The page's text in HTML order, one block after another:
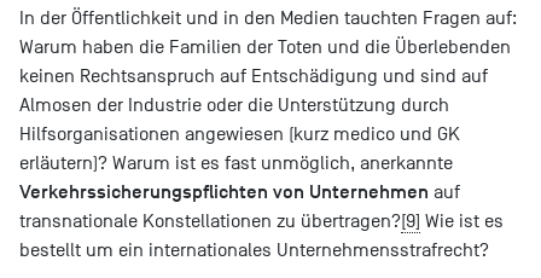
In der Öffentlichkeit und in den Medien tauchten Fragen auf:
Warum haben die Familien der Toten und die Überlebenden
keinen Rechtsanspruch auf Entschädigung und sind auf
Almosen der Industrie oder die Unterstützung durch
Hilfsorganisationen angewiesen (kurz medico und GK
erläutern)? Warum ist es fast unmöglich, anerkannte
Verkehrssicherungspflichten von Unternehmen auf
transnationale Konstellationen zu übertragen?[9] Wie ist es
bestellt um ein internationales Unternehmensstrafrecht?